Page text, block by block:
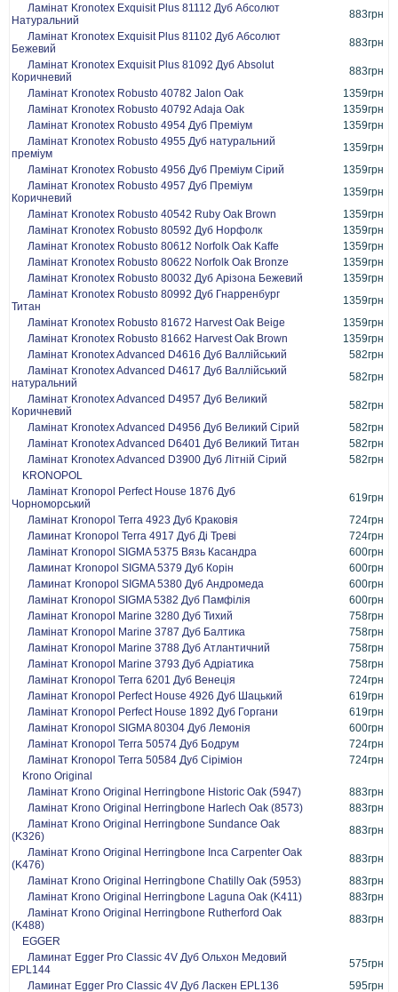
Ламінат Kronotex Exquisit Plus 81112 Дуб Абсолют
Натуральний
883грн
Ламінат Kronotex Exquisit Plus 81102 Дуб Абсолют
Бежевий
883грн
Ламінат Kronotex Exquisit Plus 81092 Дуб Absolut
Коричневий
883грн
Ламінат Kronotex Robusto 40782 Jalon Oak
1359грн
Ламінат Kronotex Robusto 40792 Adaja Oak
1359грн
Ламінат Kronotex Robusto 4954 Дуб Преміум
1359грн
Ламінат Kronotex Robusto 4955 Дуб натуральний
преміум
1359грн
Ламінат Kronotex Robusto 4956 Дуб Преміум Сірий
1359грн
Ламінат Kronotex Robusto 4957 Дуб Преміум
Коричневий
1359грн
Ламінат Kronotex Robusto 40542 Ruby Oak Brown
1359грн
Ламінат Kronotex Robusto 80592 Дуб Норфолк
1359грн
Ламінат Kronotex Robusto 80612 Norfolk Oak Kaffe
1359грн
Ламінат Kronotex Robusto 80622 Norfolk Oak Bronze
1359грн
Ламінат Kronotex Robusto 80032 Дуб Арізона Бежевий
1359грн
Ламінат Kronotex Robusto 80992 Дуб Гнарренбург
Титан
1359грн
Ламінат Kronotex Robusto 81672 Harvest Oak Beige
1359грн
Ламінат Kronotex Robusto 81662 Harvest Oak Brown
1359грн
Ламінат Kronotex Advanced D4616 Дуб Валлійський
582грн
Ламінат Kronotex Advanced D4617 Дуб Валлійський
натуральний
582грн
Ламінат Kronotex Advanced D4957 Дуб Великий
Коричневий
582грн
Ламінат Kronotex Advanced D4956 Дуб Великий Сірий
582грн
Ламінат Kronotex Advanced D6401 Дуб Великий Титан
582грн
Ламінат Kronotex Advanced D3900 Дуб Літній Сірий
582грн
KRONOPOL
Ламінат Kronopol Perfect House 1876 Дуб
Чорноморський
619грн
Ламінат Kronopol Terra 4923 Дуб Краковія
724грн
Ламинат Kronopol Terra 4917 Дуб Ді Треві
724грн
Ламінат Kronopol SIGMA 5375 Вязь Касандра
600грн
Ламинат Kronopol SIGMA 5379 Дуб Корін
600грн
Ламинат Kronopol SIGMA 5380 Дуб Андромеда
600грн
Ламінат Kronopol SIGMA 5382 Дуб Памфілія
600грн
Ламінат Kronopol Marine 3280 Дуб Тихий
758грн
Ламінат Kronopol Marine 3787 Дуб Балтика
758грн
Ламінат Kronopol Marine 3788 Дуб Атлантичний
758грн
Ламінат Kronopol Marine 3793 Дуб Адріатика
758грн
Ламінат Kronopol Terra 6201 Дуб Венеція
724грн
Ламінат Kronopol Perfect House 4926 Дуб Шацький
619грн
Ламінат Kronopol Perfect House 1892 Дуб Горгани
619грн
Ламінат Kronopol SIGMA 80304 Дуб Лемонія
600грн
Ламінат Kronopol Terra 50574 Дуб Бодрум
724грн
Ламінат Kronopol Terra 50584 Дуб Сіріміон
724грн
Krono Original
Ламінат Krono Original Herringbone Historic Oak (5947)
883грн
Ламінат Krono Original Herringbone Harlech Oak (8573)
883грн
Ламінат Krono Original Herringbone Sundance Oak
(K326)
883грн
Ламінат Krono Original Herringbone Inca Carpenter Oak
(K476)
883грн
Ламінат Krono Original Herringbone Chatilly Oak (5953)
883грн
Ламінат Krono Original Herringbone Laguna Oak (K411)
883грн
Ламінат Krono Original Herringbone Rutherford Oak
(K488)
883грн
EGGER
Ламинат Egger Pro Classic 4V Дуб Ольхон Медовий
EPL144
575грн
Ламинат Egger Pro Classic 4V Дуб Ласкен EPL136
595грн